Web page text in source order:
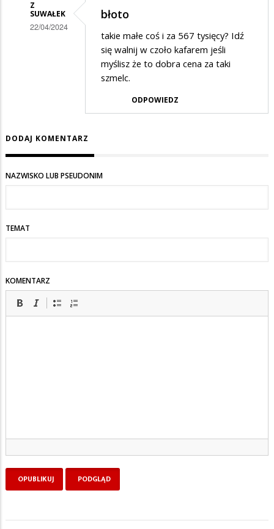
Z
SUWAŁEK
22/04/2024
w
odpowiedzi
Litości
błoto
takie małe coś i za 567 tysięcy? Idź
się walnij w czoło kafarem jeśli
myślisz że to dobra cena za taki
szmelc.
ODPOWIEDZ
DODAJ KOMENTARZ
NAZWISKO LUB PSEUDONIM
TEMAT
KOMENTARZ